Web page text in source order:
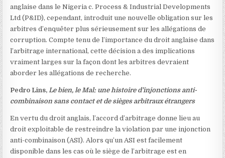
anglaise dans le Nigeria c. Process & Industrial Developments
Ltd (P&ID), cependant, introduit une nouvelle obligation sur les
arbitres d’enquêter plus sérieusement sur les allégations de
corruption. Compte tenu de l’importance du droit anglaise dans
l’arbitrage international, cette décision a des implications
vraiment larges sur la façon dont les arbitres devraient
aborder les allégations de recherche.
Pedro Lins,Le bien, le Mal: ​​une histoire d’injonctions anti-
combinaison sans contact et de sièges arbitraux étrangers
En vertu du droit anglais, l’accord d’arbitrage donne lieu au
droit exploitable de restreindre la violation par une injonction
anti-combinaison (ASI). Alors qu’un ASI est facilement
disponible dans les cas où le siège de l’arbitrage est en